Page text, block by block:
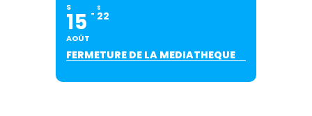
S
15
AOÛT
S
22
FERMETURE DE LA MEDIATHEQUE